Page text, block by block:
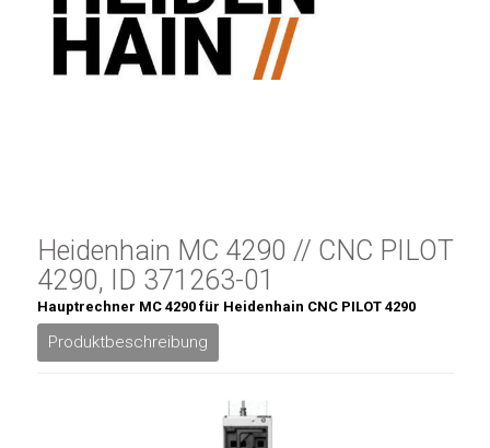
Heidenhain MC 4290 // CNC PILOT
4290, ID 371263-01
Hauptrechner MC 4290 für Heidenhain CNC PILOT 4290
Produktbeschreibung